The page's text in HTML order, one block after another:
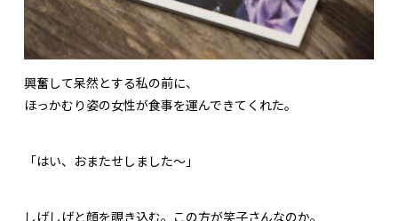
興奮して呆然とする私の前に、
ほっかむり姿の女性が食事を運んできてくれた。
「はい、おまたせしました～」
しげしげと顔を覗き込む。この方が笑子さんなのか。